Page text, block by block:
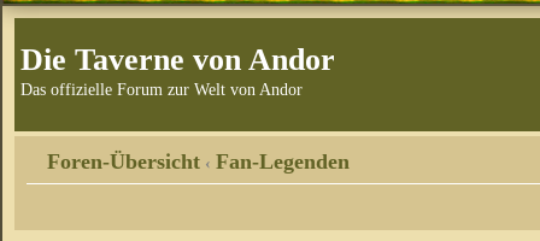
Die Taverne von Andor
Das offizielle Forum zur Welt von Andor
Foren-Übersicht ‹ Fan-Legenden